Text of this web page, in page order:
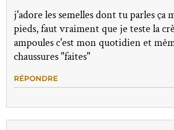
j'adore les semelles dont tu parles ça
pieds, faut vraiment que je teste la
ampoules c'est mon quotidien et
chaussures "faites"
RÉPONDRE